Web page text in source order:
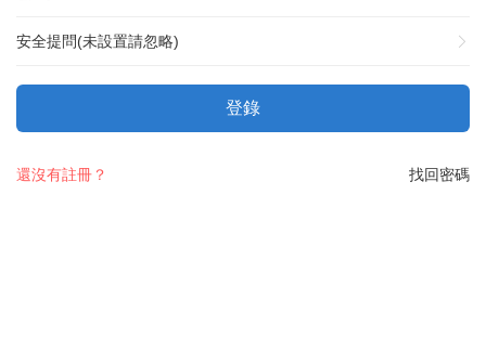
安全提問(未設置請忽略)
登錄
找回密碼
還沒有註冊？